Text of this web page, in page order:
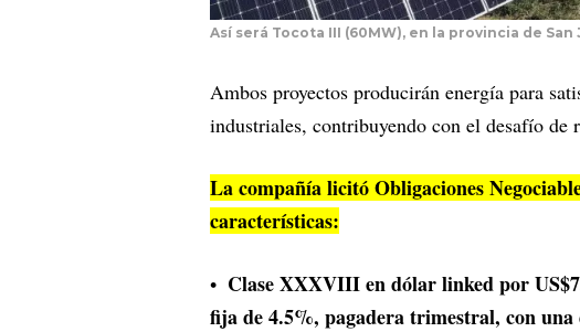
Así será Tocota III (60MW), en la provincia de San
Ambos proyectos producirán energía para
industriales, contribuyendo con el desafío de
La compañía licitó Obligaciones
características:
Clase XXXVIII en dólar linked por
fija de 4.5%, pagadera trimestral, con una